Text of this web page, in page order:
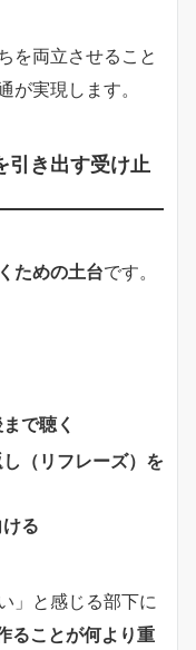
を両立させること
が実現します。
引き出す受け止
ための土台です。
で聴く
（リフレーズ）を
る
」と感じる部下に
ることが何より重